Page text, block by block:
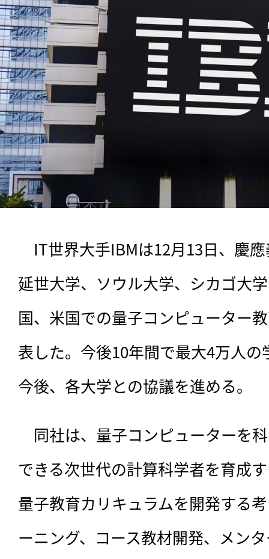
IT世界大手IBMは12月13日、慶
延世大学、ソウル大学、シカゴ大
国、米国での量子コンピューター
表した。今後10年間で最大4万人
今後、各大学との協議を進める。
同社は、 量子コンピューターを
できる次世代の計算科学者を育成
量子教育カリキュラムを開発する
ーニング、コース教材開発、メン